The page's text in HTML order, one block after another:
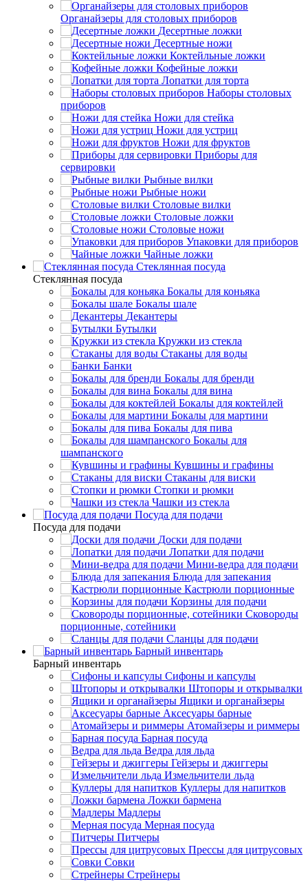
Органайзеры для столовых приборов
Десертные ложки
Десертные ножи
Коктейльные ложки
Кофейные ложки
Лопатки для торта
Наборы столовых
приборов
Ножи для стейка
Ножи для устриц
Ножи для фруктов
Приборы для
сервировки
Рыбные вилки
Рыбные ножи
Столовые вилки
Столовые ложки
Столовые ножи
Упаковки для приборов
Чайные ложки
Стеклянная посуда
Стеклянная посуда
Бокалы для коньяка
Бокалы шале
Декантеры
Бутылки
Кружки из стекла
Стаканы для воды
Банки
Бокалы для бренди
Бокалы для вина
Бокалы для коктейлей
Бокалы для мартини
Бокалы для пива
Бокалы для
шампанского
Кувшины и графины
Стаканы для виски
Стопки и рюмки
Чашки из стекла
Посуда для подачи
Посуда для подачи
Доски для подачи
Лопатки для подачи
Мини-ведра для подачи
Блюда для запекания
Кастрюли порционные
Корзины для подачи
Сковороды
порционные, сотейники
Сланцы для подачи
Барный инвентарь
Барный инвентарь
Сифоны и капсулы
Штопоры и открывалки
Ящики и органайзеры
Аксесуары барные
Атомайзеры и риммеры
Барная посуда
Ведра для льда
Гейзеры и джиггеры
Измельчители льда
Куллеры для напитков
Ложки бармена
Мадлеры
Мерная посуда
Питчеры
Прессы для цитрусовых
Совки
Стрейнеры